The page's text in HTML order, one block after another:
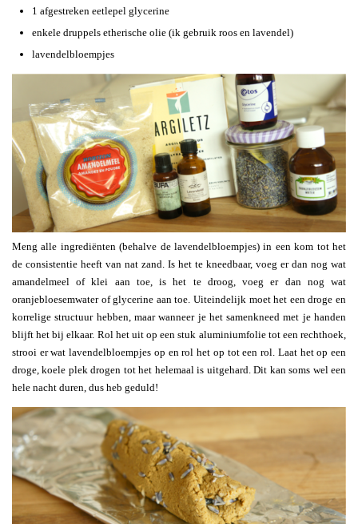
1 afgestreken eetlepel glycerine
enkele druppels etherische olie (ik gebruik roos en lavendel)
lavendelbloempjes
Meng alle ingrediënten (behalve de lavendelbloempjes) in een kom tot het
de consistentie heeft van nat zand. Is het te kneedbaar, voeg er dan nog wat
amandelmeel of klei aan toe, is het te droog, voeg er dan nog wat
oranjebloesemwater of glycerine aan toe. Uiteindelijk moet het een droge en
korrelige structuur hebben, maar wanneer je het samenkneed met je handen
blijft het bij elkaar. Rol het uit op een stuk aluminiumfolie tot een rechthoek,
strooi er wat lavendelbloempjes op en rol het op tot een rol. Laat het op een
droge, koele plek drogen tot het helemaal is uitgehard. Dit kan soms wel een
hele nacht duren, dus heb geduld!